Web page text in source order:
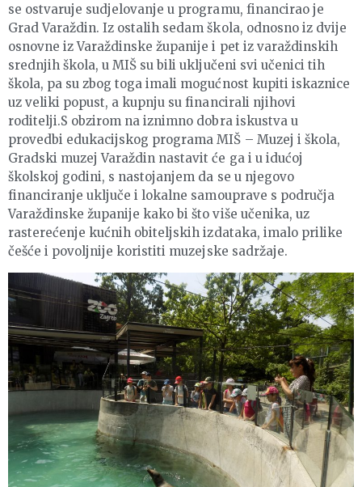
se ostvaruje sudjelovanje u programu, financirao je
Grad Varaždin. Iz ostalih sedam škola, odnosno iz dvije
osnovne iz Varaždinske županije i pet iz varaždinskih
srednjih škola, u MIŠ su bili uključeni svi učenici tih
škola, pa su zbog toga imali mogućnost kupiti iskaznice
uz veliki popust, a kupnju su financirali njihovi
roditelji.S obzirom na iznimno dobra iskustva u
provedbi edukacijskog programa MIŠ – Muzej i škola,
Gradski muzej Varaždin nastavit će ga i u idućoj
školskoj godini, s nastojanjem da se u njegovo
financiranje uključe i lokalne samouprave s područja
Varaždinske županije kako bi što više učenika, uz
rasterećenje kućnih obiteljskih izdataka, imalo prilike
češće i povoljnije koristiti muzejske sadržaje.